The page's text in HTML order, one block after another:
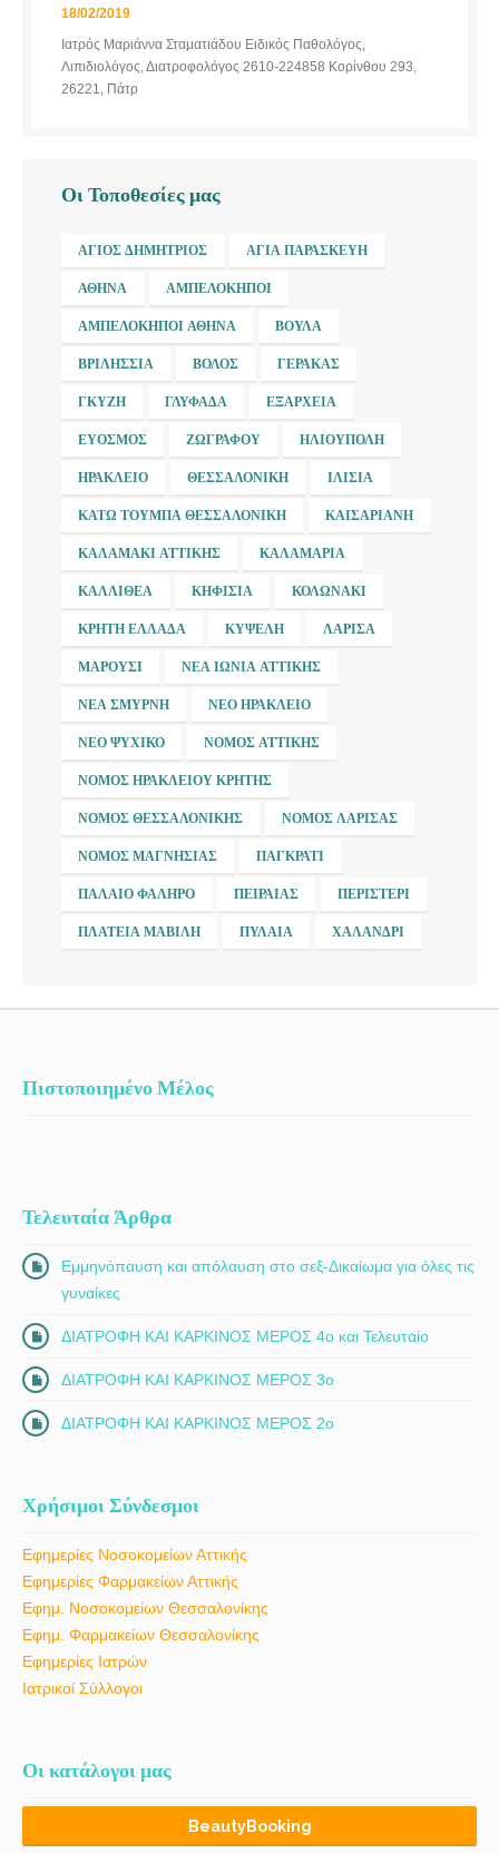
18/02/2019
Ιατρός Μαριάννα Σταματιάδου Ειδικός Παθολόγος,
Λιπιδιολόγος, Διατροφολόγος 2610-224858 Κορίνθου 293,
26221, Πάτρ
Οι Τοποθεσίες μας
ΆΓΙΟΣ ΔΗΜΉΤΡΙΟΣ ΑΓΊΑ ΠΑΡΑΣΚΕΥΉ
ΑΘΉΝΑ ΑΜΠΕΛΌΚΗΠΟΙ
ΑΜΠΕΛΌΚΗΠΟΙ ΑΘΉΝΑ ΒΟΎΛΑ
ΒΡΙΛΉΣΣΙΑ ΒΌΛΟΣ ΓΈΡΑΚΑΣ
ΓΚΎΖΗ ΓΛΥΦΆΔΑ ΕΞΆΡΧΕΙΑ
ΕΎΟΣΜΟΣ ΖΩΓΡΆΦΟΥ ΗΛΙΟΎΠΟΛΗ
ΗΡΆΚΛΕΙΟ ΘΕΣΣΑΛΟΝΊΚΗ ΙΛΊΣΙΑ
ΚΆΤΩ ΤΟΎΜΠΑ ΘΕΣΣΑΛΟΝΊΚΗ ΚΑΙΣΑΡΙΑΝΉ
ΚΑΛΑΜΆΚΙ ΑΤΤΙΚΉΣ ΚΑΛΑΜΑΡΙΆ
ΚΑΛΛΙΘΈΑ ΚΗΦΙΣΙΆ ΚΟΛΩΝΆΚΙ
ΚΡΉΤΗ ΕΛΛΆΔΑ ΚΥΨΈΛΗ ΛΆΡΙΣΑ
ΜΑΡΟΎΣΙ ΝΈΑ ΙΩΝΊΑ ΑΤΤΙΚΉΣ
ΝΈΑ ΣΜΎΡΝΗ ΝΈΟ ΗΡΆΚΛΕΙΟ
ΝΈΟ ΨΥΧΙΚΌ ΝΟΜΌΣ ΑΤΤΙΚΉΣ
ΝΟΜΌΣ ΗΡΑΚΛΕΊΟΥ ΚΡΉΤΗΣ
ΝΟΜΌΣ ΘΕΣΣΑΛΟΝΊΚΗΣ ΝΟΜΌΣ ΛΆΡΙΣΑΣ
ΝΟΜΌΣ ΜΑΓΝΗΣΊΑΣ ΠΑΓΚΡΆΤΙ
ΠΑΛΑΙΌ ΦΆΛΗΡΟ ΠΕΙΡΑΙΆΣ ΠΕΡΙΣΤΈΡΙ
ΠΛΑΤΕΊΑ ΜΑΒΊΛΗ ΠΥΛΑΊΑ ΧΑΛΆΝΔΡΙ
Πιστοποιημένο Μέλος
Τελευταία Άρθρα
Εμμηνόπαυση και απόλαυση στο σεξ-Δικαίωμα για όλες τις
γυναίκες
ΔΙΑΤΡΟΦΗ ΚΑΙ ΚΑΡΚΙΝΟΣ ΜΕΡΟΣ 4ο και Τελευταίο
ΔΙΑΤΡΟΦΗ ΚΑΙ ΚΑΡΚΙΝΟΣ ΜΕΡΟΣ 3ο
ΔΙΑΤΡΟΦΗ ΚΑΙ ΚΑΡΚΙΝΟΣ ΜΕΡΟΣ 2ο
Χρήσιμοι Σύνδεσμοι
Εφημερίες Νοσοκομείων Αττικής
Εφημερίες Φαρμακείων Αττικής
Εφημ. Νοσοκομείων Θεσσαλονίκης
Εφημ. Φαρμακείων Θεσσαλονίκης
Εφημερίες Ιατρών
Ιατρικοί Σύλλογοι
Οι κατάλογοι μας
BeautyBooking